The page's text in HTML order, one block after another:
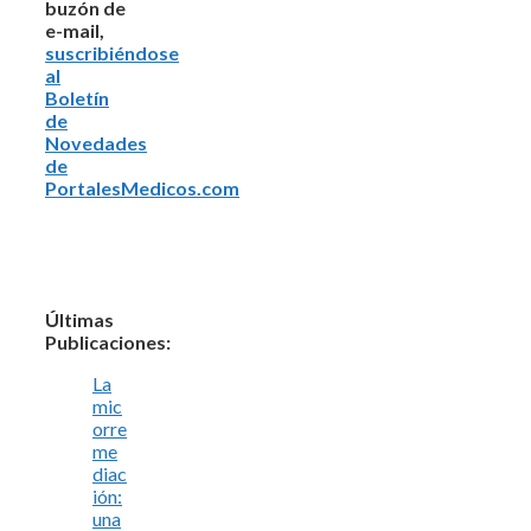
buzón de
e-mail,
suscribiéndose
al
Boletín
de
Novedades
de
PortalesMedicos.com
Últimas
Publicaciones:
La
mic
orre
me
diac
ión:
una